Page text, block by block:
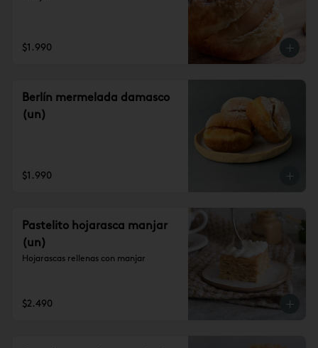
$1.990
Berlín mermelada damasco
(un)
$1.990
Pastelito hojarasca manjar
(un)
Hojarascas rellenas con manjar
$2.490